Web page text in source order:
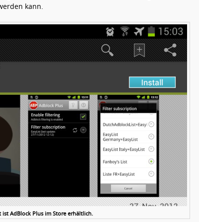
kann.
ist AdBlock Plus im Store erhältlich.